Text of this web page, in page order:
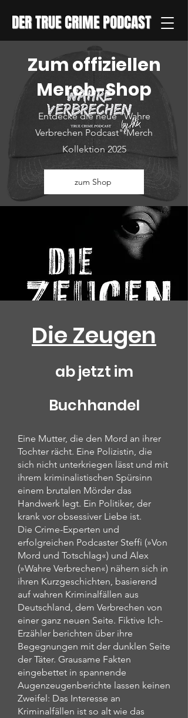
DER TRUE CRIME PODCAST
Zum offiziellen
Merch-Shop
Entdecke die neue "Wahre
Verbrechen Podcast"-Merch
Kollektion 2025
zum Shop
Die Zeugen
ab jetzt im
Buchhandel
Eine Mutter, die den Mord an ihrer
Tochter rächt. Eine Polizistin, die
sich nicht unterkriegen lässt und mit
ihrem kriminalistischen Spürsinn
einem brutalen Mörder das
Handwerk legt. Ein Politiker, der
krank vor obsessiver Liebe ist.
Die Crime-Experten und
erfolgreichen Podcaster Steffi (»Von
Mord und Totschlag«) und Alex
(»Wahre Verbrechen«) nähern sich in
ihren Kurzgeschichten, basierend
auf wahren Kriminalfällen aus
Deutschland, dem Verbrechen von
einer ganz neuen Seite. Fiktive Ich-
Erzähler berichten über ihre
Begegnungen mit der dunklen Seite
der Täter. Grausame Fakten
eingebettet in spannende
Augenzeugenberichte lassen keinen
Zweifel: Das Interesse an
Kriminalfällen ist so alt wie das